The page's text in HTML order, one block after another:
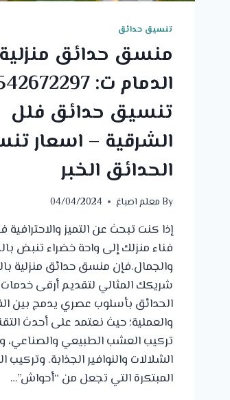
تنسيق حدائق
منسق حدائق منزلية
الدمام ت:
تنسيق حدائق فلل
الشرقية – اسعار
الحدائق الخبر
Byمعلم اصباغ 04/04/2024
إذا كنت تبحث عن التميز
فناء منزلك إلى واحة خضراء تنبض
والجمال.فإن منسق حدائق منزلية
شريكك المثالي لتقديم أرقى
الحدائق بأسلوب عصري يدمج بين
والعملية؛ حيث نعتمد على أحدث
تركيب العشب الطبيعي والصناعي،
الشلالات والنوافير الجذابة. وتركيب
المبتكرة التي تجعل من “أحواش”…